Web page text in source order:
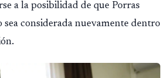
a la posibilidad de que Porras
sea considerada nuevamente dentro